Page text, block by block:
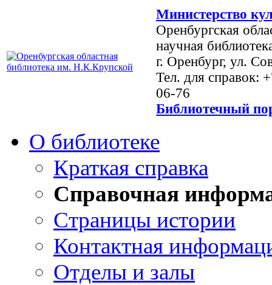
Министерство
Оренбургская
научная
г. Оренбург, ул.
Тел. для справок:
06-76
Библиотечный
О библиотеке
Краткая справка
Справочная
Страницы истории
Контактная
Отделы и залы